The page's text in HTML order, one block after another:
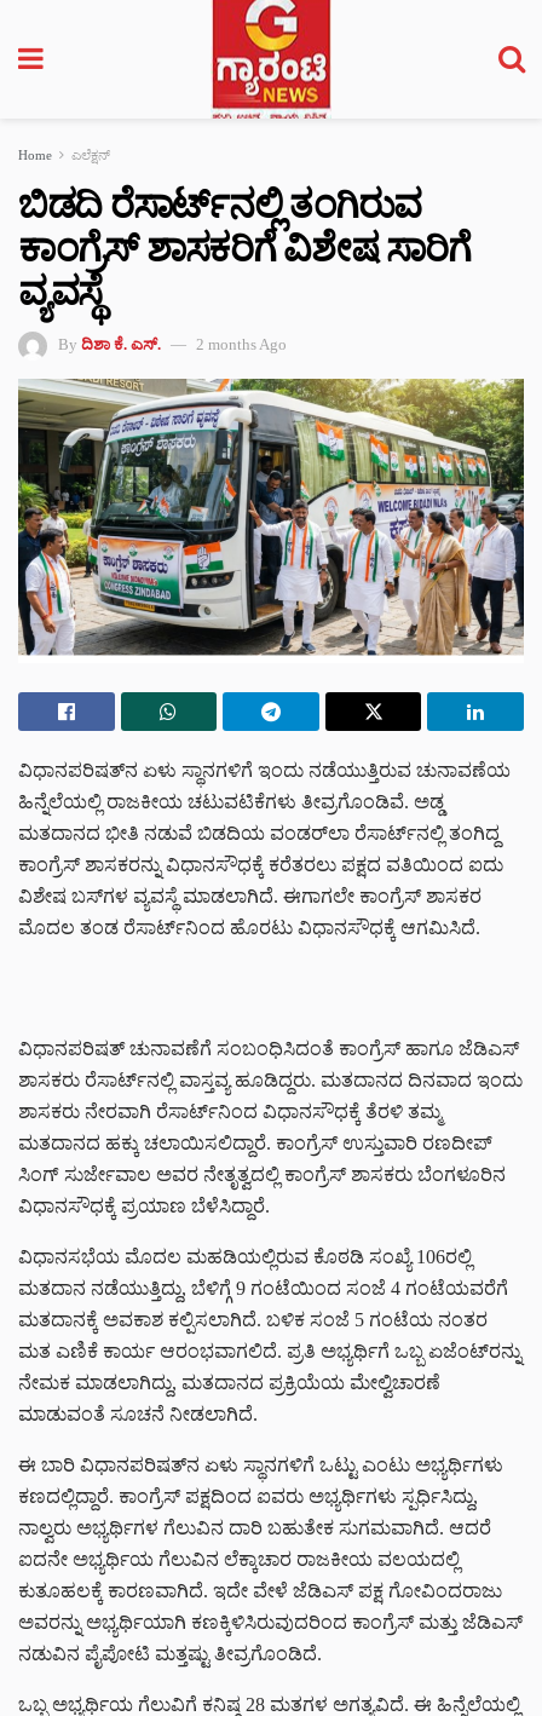
Home ಎಲೆಕ್ಷನ್
ಬಿಡದಿ ರೆಸಾರ್ಟ್‌ನಲ್ಲಿ ತಂಗಿರುವ
ಕಾಂಗ್ರೆಸ್ ಶಾಸಕರಿಗೆ ವಿಶೇಷ ಸಾರಿಗೆ
ವ್ಯವಸ್ಥೆ
By ದಿಶಾ ಕೆ. ಎಸ್. 2 months Ago
ವಿಧಾನಪರಿಷತ್‌ನ ಏಳು ಸ್ಥಾನಗಳಿಗೆ ಇಂದು ನಡೆಯುತ್ತಿರುವ ಚುನಾವಣೆಯ
ಹಿನ್ನೆಲೆಯಲ್ಲಿ ರಾಜಕೀಯ ಚಟುವಟಿಕೆಗಳು ತೀವ್ರಗೊಂಡಿವೆ. ಅಡ್ಡ
ಮತದಾನದ ಭೀತಿ ನಡುವೆ ಬಿಡದಿಯ ವಂಡರ್‌ಲಾ ರೆಸಾರ್ಟ್‌ನಲ್ಲಿ ತಂಗಿದ್ದ
ಕಾಂಗ್ರೆಸ್ ಶಾಸಕರನ್ನು ವಿಧಾನಸೌಧಕ್ಕೆ ಕರೆತರಲು ಪಕ್ಷದ ವತಿಯಿಂದ ಐದು
ವಿಶೇಷ ಬಸ್‌ಗಳ ವ್ಯವಸ್ಥೆ ಮಾಡಲಾಗಿದೆ. ಈಗಾಗಲೇ ಕಾಂಗ್ರೆಸ್ ಶಾಸಕರ
ಮೊದಲ ತಂಡ ರೆಸಾರ್ಟ್‌ನಿಂದ ಹೊರಟು ವಿಧಾನಸೌಧಕ್ಕೆ ಆಗಮಿಸಿದೆ.
ವಿಧಾನಪರಿಷತ್ ಚುನಾವಣೆಗೆ ಸಂಬಂಧಿಸಿದಂತೆ ಕಾಂಗ್ರೆಸ್ ಹಾಗೂ ಜೆಡಿಎಸ್
ಶಾಸಕರು ರೆಸಾರ್ಟ್‌ನಲ್ಲಿ ವಾಸ್ತವ್ಯ ಹೂಡಿದ್ದರು. ಮತದಾನದ ದಿನವಾದ ಇಂದು
ಶಾಸಕರು ನೇರವಾಗಿ ರೆಸಾರ್ಟ್‌ನಿಂದ ವಿಧಾನಸೌಧಕ್ಕೆ ತೆರಳಿ ತಮ್ಮ
ಮತದಾನದ ಹಕ್ಕು ಚಲಾಯಿಸಲಿದ್ದಾರೆ. ಕಾಂಗ್ರೆಸ್ ಉಸ್ತುವಾರಿ ರಣದೀಪ್
ಸಿಂಗ್ ಸುರ್ಜೇವಾಲ ಅವರ ನೇತೃತ್ವದಲ್ಲಿ ಕಾಂಗ್ರೆಸ್ ಶಾಸಕರು ಬೆಂಗಳೂರಿನ
ವಿಧಾನಸೌಧಕ್ಕೆ ಪ್ರಯಾಣ ಬೆಳೆಸಿದ್ದಾರೆ.
ವಿಧಾನಸಭೆಯ ಮೊದಲ ಮಹಡಿಯಲ್ಲಿರುವ ಕೊಠಡಿ ಸಂಖ್ಯೆ 106ರಲ್ಲಿ
ಮತದಾನ ನಡೆಯುತ್ತಿದ್ದು, ಬೆಳಿಗ್ಗೆ 9 ಗಂಟೆಯಿಂದ ಸಂಜೆ 4 ಗಂಟೆಯವರೆಗೆ
ಮತದಾನಕ್ಕೆ ಅವಕಾಶ ಕಲ್ಪಿಸಲಾಗಿದೆ. ಬಳಿಕ ಸಂಜೆ 5 ಗಂಟೆಯ ನಂತರ
ಮತ ಎಣಿಕೆ ಕಾರ್ಯ ಆರಂಭವಾಗಲಿದೆ. ಪ್ರತಿ ಅಭ್ಯರ್ಥಿಗೆ ಒಬ್ಬ ಏಜೆಂಟ್‌ರನ್ನು
ನೇಮಕ ಮಾಡಲಾಗಿದ್ದು, ಮತದಾನದ ಪ್ರಕ್ರಿಯೆಯ ಮೇಲ್ವಿಚಾರಣೆ
ಮಾಡುವಂತೆ ಸೂಚನೆ ನೀಡಲಾಗಿದೆ.
ಈ ಬಾರಿ ವಿಧಾನಪರಿಷತ್‌ನ ಏಳು ಸ್ಥಾನಗಳಿಗೆ ಒಟ್ಟು ಎಂಟು ಅಭ್ಯರ್ಥಿಗಳು
ಕಣದಲ್ಲಿದ್ದಾರೆ. ಕಾಂಗ್ರೆಸ್ ಪಕ್ಷದಿಂದ ಐವರು ಅಭ್ಯರ್ಥಿಗಳು ಸ್ಪರ್ಧಿಸಿದ್ದು,
ನಾಲ್ವರು ಅಭ್ಯರ್ಥಿಗಳ ಗೆಲುವಿನ ದಾರಿ ಬಹುತೇಕ ಸುಗಮವಾಗಿದೆ. ಆದರೆ
ಐದನೇ ಅಭ್ಯರ್ಥಿಯ ಗೆಲುವಿನ ಲೆಕ್ಕಾಚಾರ ರಾಜಕೀಯ ವಲಯದಲ್ಲಿ
ಕುತೂಹಲಕ್ಕೆ ಕಾರಣವಾಗಿದೆ. ಇದೇ ವೇಳೆ ಜೆಡಿಎಸ್ ಪಕ್ಷ ಗೋವಿಂದರಾಜು
ಅವರನ್ನು ಅಭ್ಯರ್ಥಿಯಾಗಿ ಕಣಕ್ಕಿಳಿಸಿರುವುದರಿಂದ ಕಾಂಗ್ರೆಸ್ ಮತ್ತು ಜೆಡಿಎಸ್
ನಡುವಿನ ಪೈಪೋಟಿ ಮತ್ತಷ್ಟು ತೀವ್ರಗೊಂಡಿದೆ.
ಒಬ್ಬ ಅಭ್ಯರ್ಥಿಯ ಗೆಲುವಿಗೆ ಕನಿಷ್ಠ 28 ಮತಗಳ ಅಗತ್ಯವಿದೆ. ಈ ಹಿನ್ನೆಲೆಯಲ್ಲಿ